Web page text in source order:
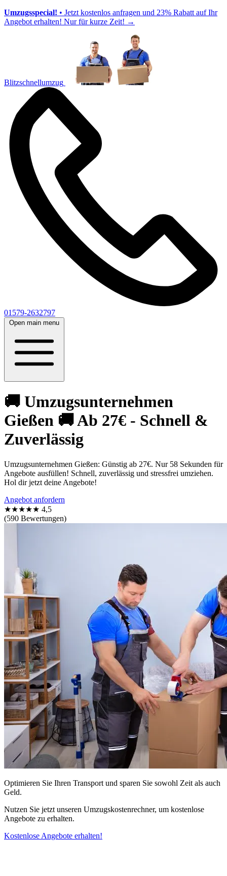
Umzugsspecial! • Jetzt kostenlos anfragen und 23% Rabatt auf Ihr
Angebot erhalten! Nur für kurze Zeit! →
Blitzschnellumzug
01579-2632797
Open main menu
🚚 Umzugsunternehmen
Gießen 🚚 Ab 27€ - Schnell &
Zuverlässig‎
Umzugsunternehmen Gießen: Günstig ab 27€. Nur 58 Sekunden für
Angebote ausfüllen! Schnell, zuverlässig und stressfrei umziehen.
Hol dir jetzt deine Angebote!
Angebot anfordern
★★★★★ 4,5
(590 Bewertungen)
Optimieren Sie Ihren Transport und sparen Sie sowohl Zeit als auch
Geld.
Nutzen Sie jetzt unseren Umzugskostenrechner, um kostenlose
Angebote zu erhalten.
Kostenlose Angebote erhalten!